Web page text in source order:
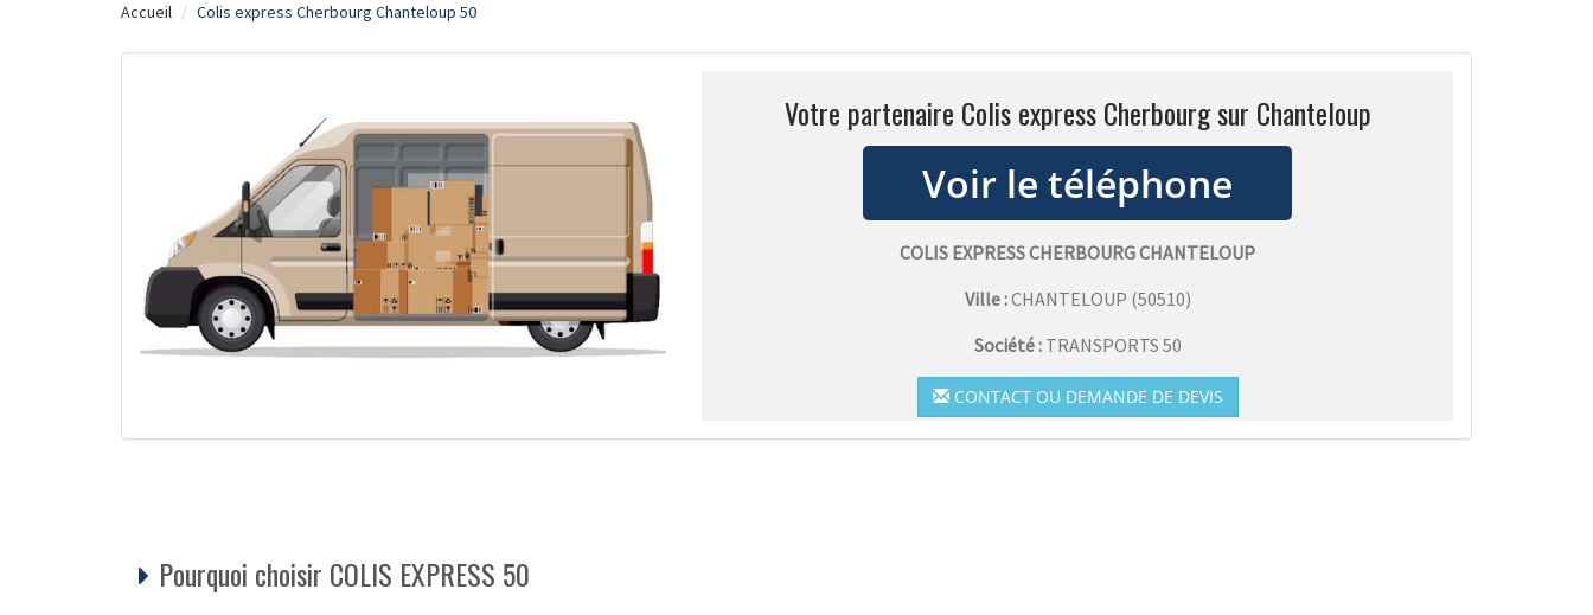
Accueil Colis express Cherbourg Chanteloup 50
Votre partenaire Colis express Cherbourg sur Chanteloup
COLIS EXPRESS CHERBOURG CHANTELOUP
Ville :CHANTELOUP (50510)
Société : TRANSPORTS 50
CONTACT OU DEMANDE DE DEVIS
Pourquoi choisir COLIS EXPRESS 50